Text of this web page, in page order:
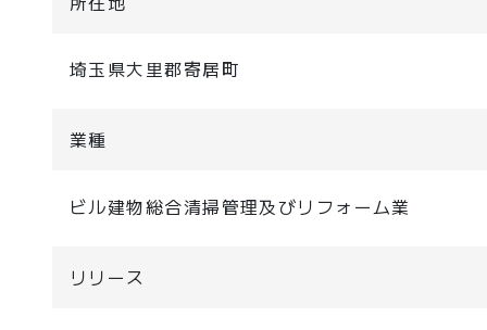
埼玉県大里郡寄居町
業種
ビル建物総合清掃管理及びリフォーム業
リリース